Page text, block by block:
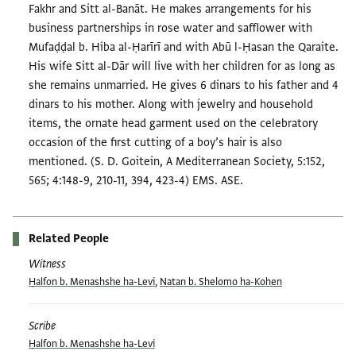
Fakhr and Sitt al-Banāt. He makes arrangements for his
business partnerships in rose water and safflower with
Mufaḍḍal b. Hiba al-Ḥarīrī and with Abū l-Ḥasan the Qaraite.
His wife Sitt al-Dār will live with her children for as long as
she remains unmarried. He gives 6 dinars to his father and 4
dinars to his mother. Along with jewelry and household
items, the ornate head garment used on the celebratory
occasion of the first cutting of a boy’s hair is also
mentioned. (S. D. Goitein, A Mediterranean Society, 5:152,
565; 4:148-9, 210-11, 394, 423-4) EMS. ASE.
Related People
Witness
Ḥalfon b. Menashshe ha-Levi, Natan b. Shelomo ha-Kohen
Scribe
Ḥalfon b. Menashshe ha-Levi